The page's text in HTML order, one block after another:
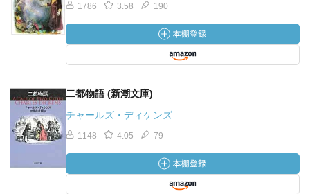
1786 3.58 190
二都物語 (新潮文庫)
チャールズ・ディケンズ
1148 4.05 79